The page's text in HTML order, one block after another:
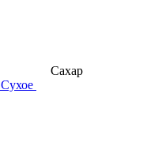
Сахар
Сухое